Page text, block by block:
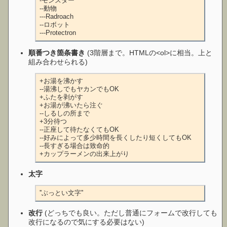
--動物
---Radroach
--ロボット
---Protectron
順番つき箇条書き (3階層まで。HTMLの<ol>に相当。上と
組み合わせられる)
+お湯を沸かす
--湯沸しでもヤカンでもOK
+ふたを剥がす
+お湯が沸いたら注ぐ
--しるしの所まで
+3分待つ
--正座して待たなくてもOK
--好みによって多少時間を長くしたり短くしてもOK
--長すぎる場合は致命的
+カップラーメンの出来上がり
太字
''ぶっとい文字''
改行(どっちでも良い。ただし普通にフォームで改行しても
改行になるので気にする必要はない)